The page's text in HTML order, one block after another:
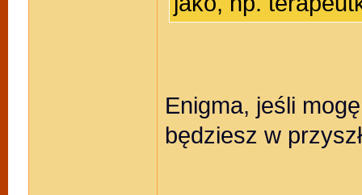
Enigma, jeśli
będziesz w